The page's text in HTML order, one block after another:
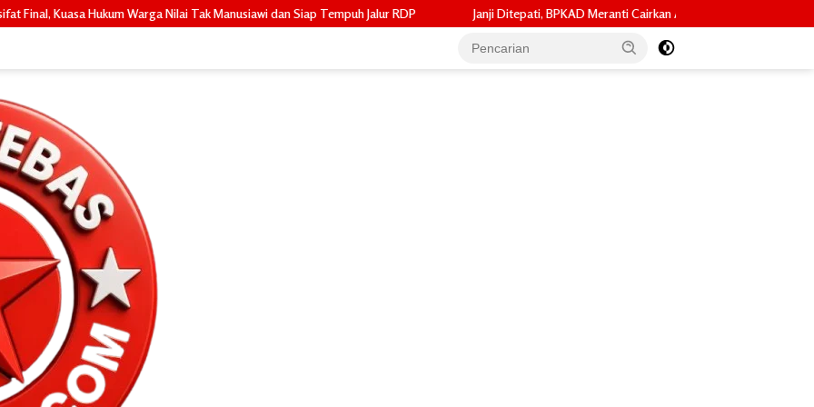
Nilai Tak Manusiawi dan Siap Tempuh Jalur RDP Janji Ditepati, BPKAD Meranti Cairkan ADD Mei 2026 dan Tunggakan 2024 untuk 96 Desa